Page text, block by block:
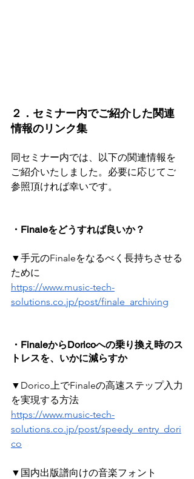
２．セミナー内でご紹介した関連
情報のリンク集
同セミナー内では、以下の関連情報を
ご紹介いたしました。必要に応じてご
参照頂ければ幸いです。
・Finaleをどうすれば良いか？
▼手元のFinaleをなるべく長持ちさせる
ために
https://www.music-tech-
solutions.co.jp/post/finale_archiving
・FinaleからDoricoへの乗り換え時のス
トレスを、いかに減らすか
▼Dorico上でFinaleの高速ステップ入力
を実現する方法
https://www.music-tech-
solutions.co.jp/post/speedy_entry_dori
co
▼国内出版譜向けの音楽フォント